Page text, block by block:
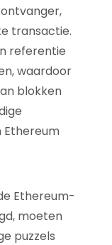
transactie.
referentie
waardoor
blokken
Ethereum
Ethereum-
moeten
puzzels